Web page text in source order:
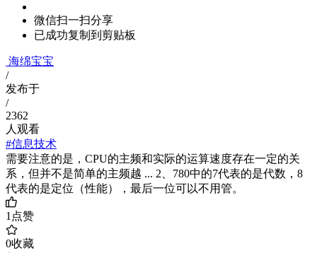
微信扫一扫分享
已成功复制到剪贴板
海绵宝宝
/
发布于
/
2362
人观看
#信息技术
需要注意的是，CPU的主频和实际的运算速度存在一定的关
系，但并不是简单的主频越 ... 2、780中的7代表的是代数，8
代表的是定位（性能），最后一位可以不用管。
1点赞
0收藏